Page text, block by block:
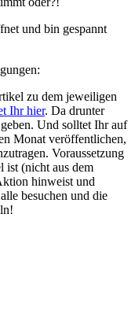
und bin gespannt
zu dem jeweiligen
Ihr hier. Da drunter
Und solltet Ihr auf
Monat veröffentlichen,
Voraussetzung
ist (nicht aus dem
hinweist und
besuchen und die